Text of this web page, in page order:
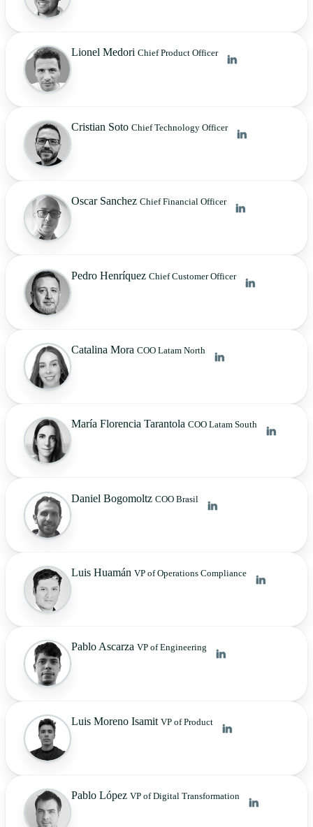
Lionel Medori Chief Product Officer
Cristian Soto Chief Technology Officer
Oscar Sanchez Chief Financial Officer
Pedro Henríquez Chief Customer Officer
Catalina Mora COO Latam North
María Florencia Tarantola COO Latam South
Daniel Bogomoltz COO Brasil
Luis Huamán VP of Operations Compliance
Pablo Ascarza VP of Engineering
Luis Moreno Isamit VP of Product
Pablo López VP of Digital Transformation